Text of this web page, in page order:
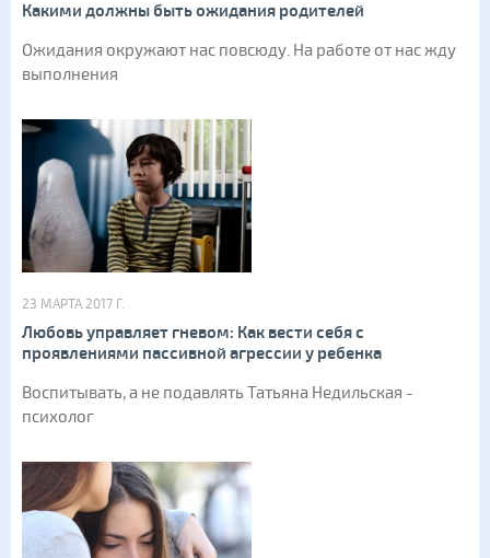
Какими должны быть ожидания родителей
Ожидания окружают нас повсюду. На работе от нас жду
выполнения
23 МАРТА 2017 Г.
Любовь управляет гневом: Как вести себя с
проявлениями пассивной агрессии у ребенка
Воспитывать, а не подавлять Татьяна Недильская -
психолог